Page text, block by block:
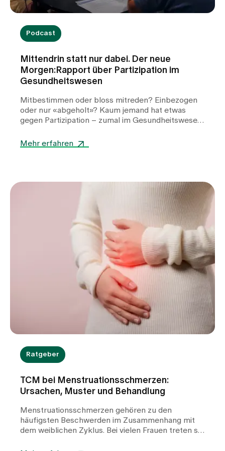
Podcast
Mittendrin statt nur dabei. Der neue
Morgen:Rapport über Partizipation im
Gesundheitswesen
Mitbestimmen oder bloss mitreden? Einbezogen
oder nur «abgeholt»? Kaum jemand hat etwas
gegen Partizipation – zumal im Gesundheitswesen,
stehen. Und dennoch fällt es oftmals schwer, dem
Und welche Erfolgsmodelle aus dem Ausland
könnten die Schweiz inspirieren, damit auch bei
uns der Einbezug der Patient:innen zur Regel wird?
Mehr erfahren
Ratgeber
TCM bei Menstruationsschmerzen:
Ursachen, Muster und Behandlung
Menstruationsschmerzen gehören zu den
häufigsten Beschwerden im Zusammenhang mit
dem weiblichen Zyklus. Bei vielen Frauen treten sie